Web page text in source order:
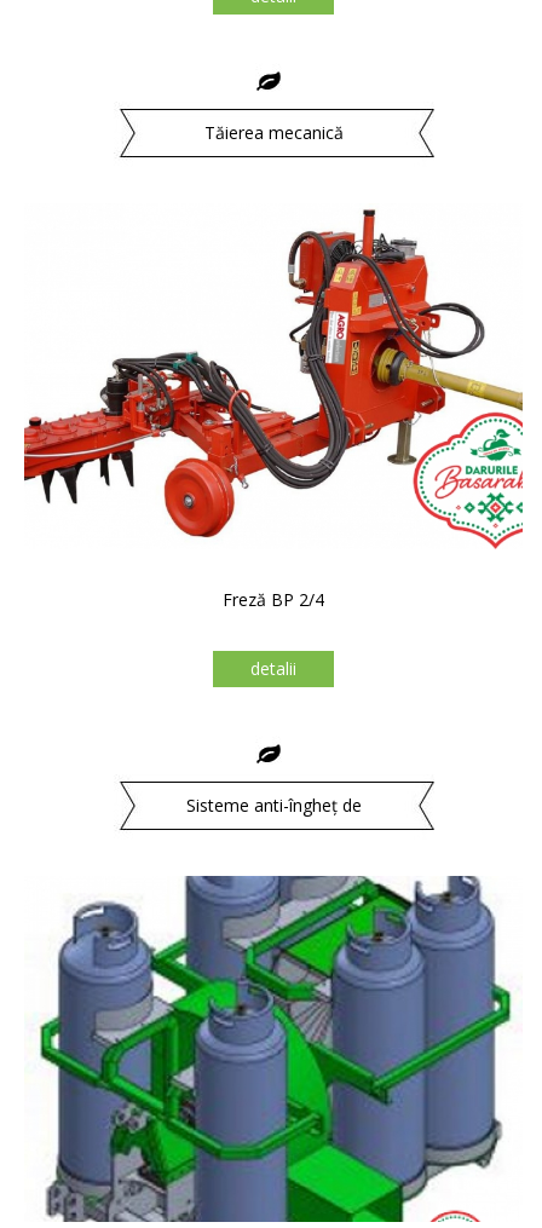
Tăierea mecanică
Freză BP 2/4
detalii
Sisteme anti-îngheț de